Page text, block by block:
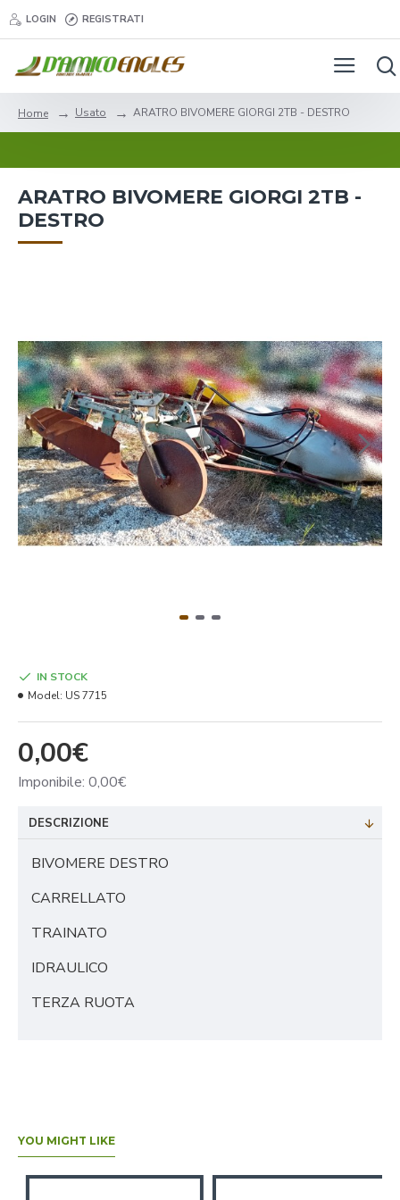
LOGIN REGISTRATI
Home Usato ARATRO BIVOMERE GIORGI 2TB - DESTRO
ARATRO BIVOMERE GIORGI 2TB -
DESTRO
0,00€
Imponibile: 0,00€
IN STOCK
Model: US 7715
DESCRIZIONE
BIVOMERE DESTRO
CARRELLATO
TRAINATO
IDRAULICO
TERZA RUOTA
YOU MIGHT LIKE